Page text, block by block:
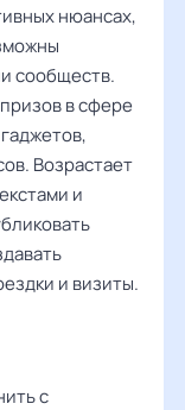
нюансах,
сообществ.
в сфере
Возрастает
и
и визиты.
с